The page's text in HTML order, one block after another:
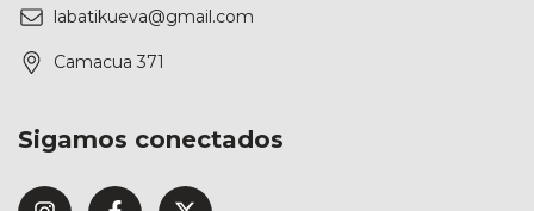
labatikueva@gmail.com
Camacua 371
Sigamos conectados